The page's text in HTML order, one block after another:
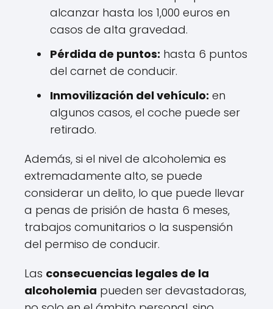
alcanzar hasta los 1,000 euros en
casos de alta gravedad.
Pérdida de puntos: hasta 6 puntos
del carnet de conducir.
Inmovilización del vehículo: en
algunos casos, el coche puede ser
retirado.
Además, si el nivel de alcoholemia es
extremadamente alto, se puede
considerar un delito, lo que puede llevar
a penas de prisión de hasta 6 meses,
trabajos comunitarios o la suspensión
del permiso de conducir.
Las consecuencias legales de la
alcoholemia pueden ser devastadoras,